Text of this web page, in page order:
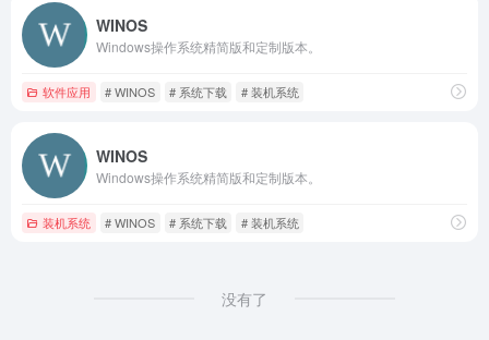
WINOS
Windows操作系统精简版和定制版本。
软件应用 # WINOS # 系统下载 # 装机系统
WINOS
Windows操作系统精简版和定制版本。
装机系统 # WINOS # 系统下载 # 装机系统
没有了